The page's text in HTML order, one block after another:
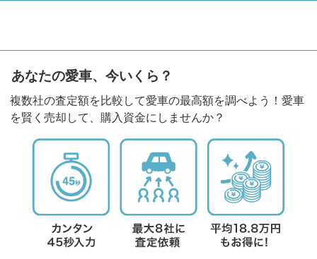
あなたの愛車、今いくら？
複数社の査定額を比較して愛車の最高額を調べよう！愛車
を賢く売却して、購入資金にしませんか？